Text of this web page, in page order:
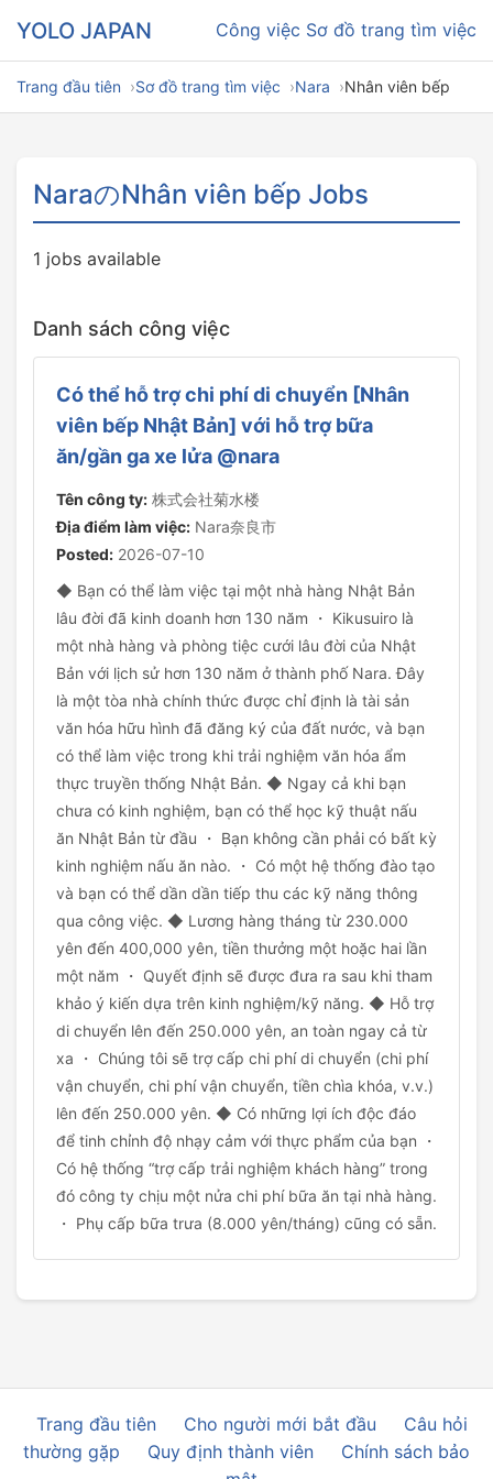
YOLO JAPAN Công việc Sơ đồ trang tìm việc
Trang đầu tiên Sơ đồ trang tìm việc Nara Nhân viên bếp
NaraのNhân viên bếp Jobs
1 jobs available
Danh sách công việc
Có thể hỗ trợ chi phí di chuyển [Nhân
viên bếp Nhật Bản] với hỗ trợ bữa
ăn/gần ga xe lửa @nara
Tên công ty: 株式会社菊水楼
Địa điểm làm việc: Nara奈良市
Posted: 2026-07-10
◆ Bạn có thể làm việc tại một nhà hàng Nhật Bản
lâu đời đã kinh doanh hơn 130 năm ・ Kikusuiro là
một nhà hàng và phòng tiệc cưới lâu đời của Nhật
Bản với lịch sử hơn 130 năm ở thành phố Nara. Đây
là một tòa nhà chính thức được chỉ định là tài sản
văn hóa hữu hình đã đăng ký của đất nước, và bạn
có thể làm việc trong khi trải nghiệm văn hóa ẩm
thực truyền thống Nhật Bản. ◆ Ngay cả khi bạn
chưa có kinh nghiệm, bạn có thể học kỹ thuật nấu
ăn Nhật Bản từ đầu ・ Bạn không cần phải có bất kỳ
kinh nghiệm nấu ăn nào. ・ Có một hệ thống đào tạo
và bạn có thể dần dần tiếp thu các kỹ năng thông
qua công việc. ◆ Lương hàng tháng từ 230.000
yên đến 400,000 yên, tiền thưởng một hoặc hai lần
một năm ・ Quyết định sẽ được đưa ra sau khi tham
khảo ý kiến dựa trên kinh nghiệm/kỹ năng. ◆ Hỗ trợ
di chuyển lên đến 250.000 yên, an toàn ngay cả từ
xa ・ Chúng tôi sẽ trợ cấp chi phí di chuyển (chi phí
vận chuyển, chi phí vận chuyển, tiền chìa khóa, v.v.)
lên đến 250.000 yên. ◆ Có những lợi ích độc đáo
để tinh chỉnh độ nhạy cảm với thực phẩm của bạn ・
Có hệ thống “trợ cấp trải nghiệm khách hàng” trong
đó công ty chịu một nửa chi phí bữa ăn tại nhà hàng.
・ Phụ cấp bữa trưa (8.000 yên/tháng) cũng có sẵn.
Trang đầu tiên Cho người mới bắt đầu
Câu hỏi
thường gặp
Quy định thành viên
Chính sách bảo